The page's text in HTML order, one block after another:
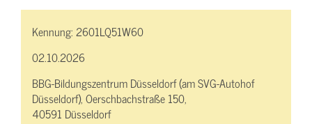
Kennung:2601LQ51W60
02.10.2026
BBG-Bildungszentrum Düsseldorf (am SVG-Autohof
Düsseldorf), Oerschbachstraße 150,
40591 Düsseldorf